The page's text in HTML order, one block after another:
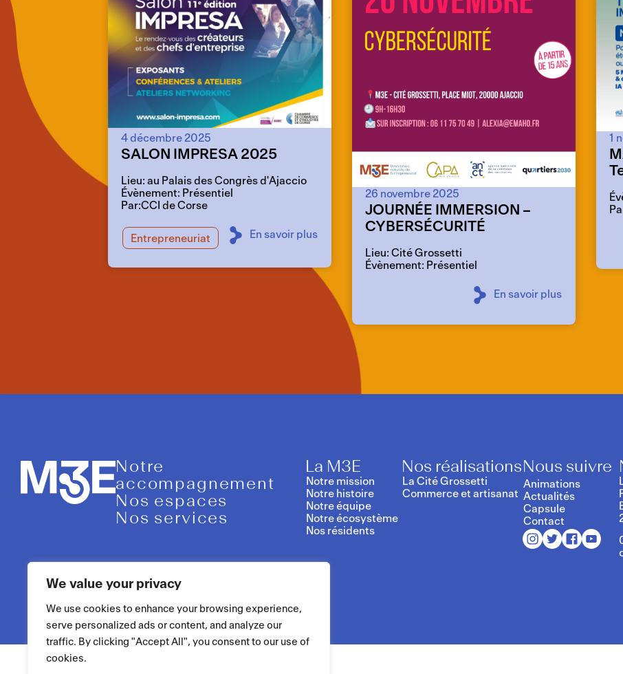
We value your privacy
We use cookies to enhance your browsing experience,
serve personalized ads or content, and analyze our
traffic. By clicking "Accept All", you consent to our use of
cookies.
4 décembre 2025
SALON IMPRESA 2025
Lieu: au Palais des Congrès d'Ajaccio
Évènement: Présentiel
Par:CCI de Corse
Entrepreneuriat En savoir plus
26 novembre 2025
JOURNÉE IMMERSION –
CYBERSÉCURITÉ
Lieu: Cité Grossetti
Évènement: Présentiel
En savoir plus
1
Notre
accompagnement
Nos espaces
Nos services
La M3E
Notre mission
Notre histoire
Notre équipe
Notre écosystème
Nos résidents
Nos réalisations
La Cité Grossetti
Commerce et artisanat
Nous suivre
Animations
Actualités
Capsule
Contact